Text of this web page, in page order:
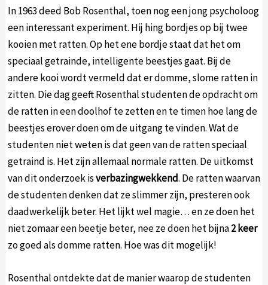
In 1963 deed Bob Rosenthal, toen nog een jong psycholoog
een interessant experiment. Hij hing bordjes op bij twee
kooien met ratten. Op het ene bordje staat dat het om
speciaal getrainde, intelligente beestjes gaat. Bij de
andere kooi wordt vermeld dat er domme, slome ratten in
zitten. Die dag geeft Rosenthal studenten de opdracht om
de ratten in een doolhof te zetten en te timen hoe lang de
beestjes erover doen om de uitgang te vinden. Wat de
studenten niet weten is dat geen van de ratten speciaal
getraind is. Het zijn allemaal normale ratten. De uitkomst
van dit onderzoek isverbazingwekkend. De ratten waarvan
de studenten denken dat ze slimmer zijn, presteren ook
daadwerkelijk beter. Het lijkt wel magie… en ze doen het
niet zomaar een beetje beter, nee ze doen het bijna2 keer
zo goed als domme ratten. Hoe was dit mogelijk!
Rosenthal ontdekte dat de manier waarop de studenten